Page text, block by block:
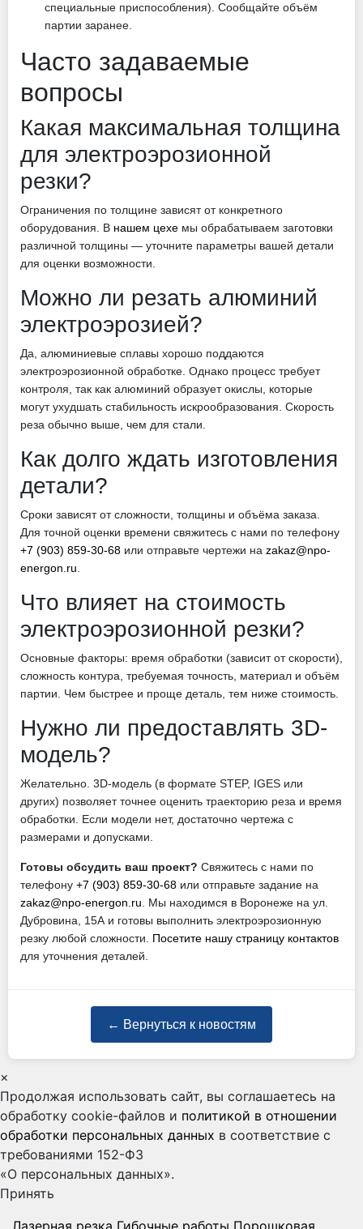
специальные приспособления). Сообщайте объём
партии заранее.
Часто задаваемые
вопросы
Какая максимальная толщина
для электроэрозионной
резки?
Ограничения по толщине зависят от конкретного
оборудования. В нашем цехе мы обрабатываем заготовки
различной толщины — уточните параметры вашей детали
для оценки возможности.
Можно ли резать алюминий
электроэрозией?
Да, алюминиевые сплавы хорошо поддаются
электроэрозионной обработке. Однако процесс требует
контроля, так как алюминий образует окислы, которые
могут ухудшать стабильность искрообразования. Скорость
реза обычно выше, чем для стали.
Как долго ждать изготовления
детали?
Сроки зависят от сложности, толщины и объёма заказа.
Для точной оценки времени свяжитесь с нами по телефону
+7 (903) 859-30-68 или отправьте чертежи на zakaz@npo-
energon.ru
Что влияет на стоимость
электроэрозионной резки?
Основные факторы: время обработки (зависит от скорости),
сложность контура, требуемая точность, материал и объём
партии. Чем быстрее и проще деталь, тем ниже стоимость.
Нужно ли предоставлять 3D-
модель?
Желательно. 3D-модель (в формате STEP, IGES или
других) позволяет точнее оценить траекторию реза и время
обработки. Если модели нет, достаточно чертежа с
размерами и допусками.
Готовы обсудить ваш проект? Свяжитесь с нами по
телефону +7 (903) 859-30-68 или отправьте задание на
zakaz@npo-energon.ru . Мы находимся в Воронеже на ул.
Дубровина, 15А и готовы выполнить электроэрозионную
резку любой сложности. Посетите нашу страницу контактов
для уточнения деталей.
← Вернуться к новостям
×
Продолжая использовать сайт, вы соглашаетесь на
обработку cookie-файлов и политикой в отношении
обработки персональных данных в соответствие с
требованиями 152-ФЗ
«О персональных данных».
Принять